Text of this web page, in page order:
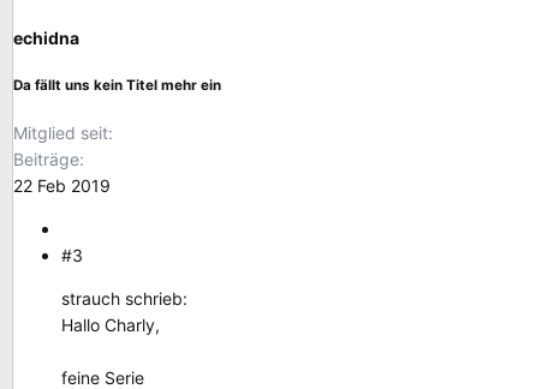
echidna
Da fällt uns kein Titel mehr ein
Mitglied seit
Beiträge
22 Feb 2019
#3
strauch schrieb:
Hallo Charly,
feine Serie